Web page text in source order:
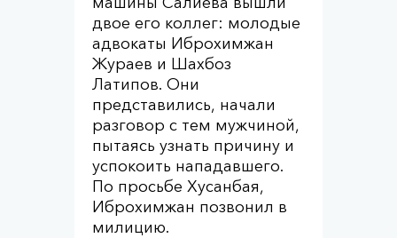
двое его коллег: молодые
адвокаты Иброхимжан
Жураев и Шахбоз
Латипов. Они
представились, начали
разговор с тем мужчиной,
пытаясь узнать причину и
успокоить нападавшего.
По просьбе Хусанбая,
Иброхимжан позвонил в
милицию.